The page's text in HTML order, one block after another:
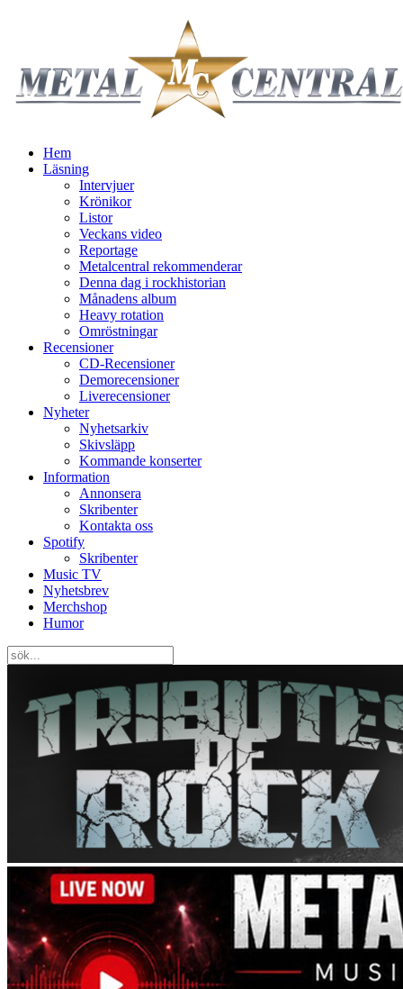
Hem
Läsning
Intervjuer
Krönikor
Listor
Veckans video
Reportage
Metalcentral rekommenderar
Denna dag i rockhistorian
Månadens album
Heavy rotation
Omröstningar
Recensioner
CD-Recensioner
Demorecensioner
Liverecensioner
Nyheter
Nyhetsarkiv
Skivsläpp
Kommande konserter
Information
Annonsera
Skribenter
Kontakta oss
Spotify
Skribenter
Music TV
Nyhetsbrev
Merchshop
Humor